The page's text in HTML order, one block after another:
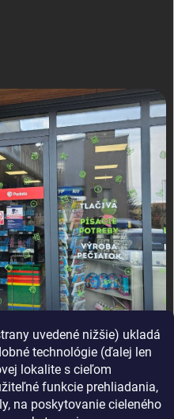
uvedené nižšie) ukladá
technológie (ďalej len
lokalite s cieľom
funkcie prehliadania,
na poskytovanie cieleného